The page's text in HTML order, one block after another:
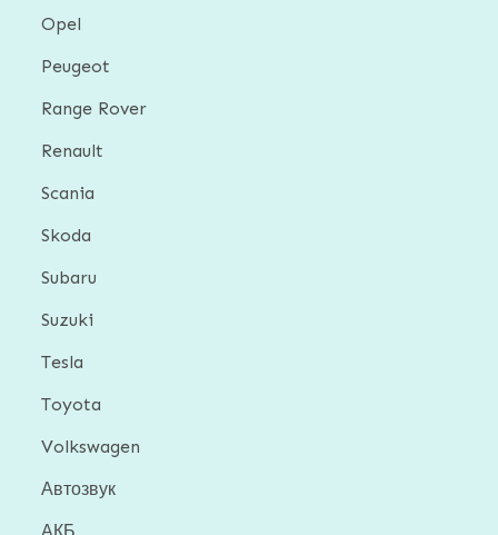
Opel
Peugeot
Range Rover
Renault
Scania
Skoda
Subaru
Suzuki
Tesla
Toyota
Volkswagen
Автозвук